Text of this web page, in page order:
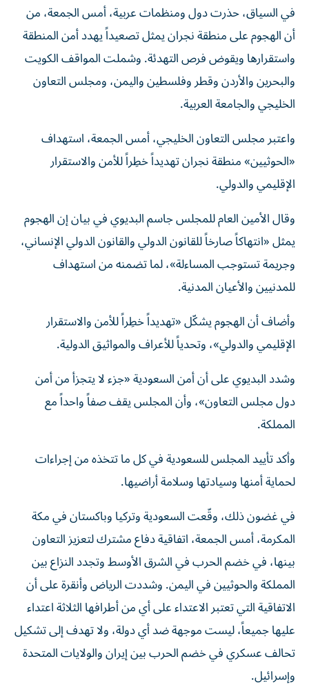
في السياق، حذرت دول ومنظمات عربية، أمس الجمعة، من
أن الهجوم على منطقة نجران يمثل تصعيداً يهدد أمن المنطقة
واستقرارها ويقوض فرص التهدئة. وشملت المواقف الكويت
والبحرين والأردن وقطر وفلسطين واليمن، ومجلس التعاون
الخليجي والجامعة العربية.
واعتبر مجلس التعاون الخليجي، أمس الجمعة، استهداف
«الحوثيين» منطقة نجران تهديداً خطِراً للأمن والاستقرار
الإقليمي والدولي.
وقال الأمين العام للمجلس جاسم البديوي في بيان إن الهجوم
يمثل «انتهاكاً صارخاً للقانون الدولي والقانون الدولي الإنساني،
وجريمة تستوجب المساءلة»، لما تضمنه من استهداف
للمدنيين والأعيان المدنية.
وأضاف أن الهجوم يشكّل «تهديداً خطِراً للأمن والاستقرار
الإقليمي والدولي»، وتحدياً للأعراف والمواثيق الدولية.
وشدد البديوي على أن أمن السعودية «جزء لا يتجزأ من أمن
دول مجلس التعاون»، وأن المجلس يقف صفاً واحداً مع
المملكة.
وأكد تأييد المجلس للسعودية في كل ما تتخذه من إجراءات
لحماية أمنها وسيادتها وسلامة أراضيها.
في غضون ذلك، وقّعت السعودية وتركيا وباكستان في مكة
المكرمة، أمس الجمعة، اتفاقية دفاع مشترك لتعزيز التعاون
بينها، في خضم الحرب في الشرق الأوسط وتجدد النزاع بين
المملكة والحوثيين في اليمن. وشددت الرياض وأنقرة على أن
الاتفاقية التي تعتبر الاعتداء على أي من أطرافها الثلاثة اعتداء
عليها جميعاً، ليست موجهة ضد أي دولة، ولا تهدف إلى تشكيل
تحالف عسكري في خضم الحرب بين إيران والولايات المتحدة
وإسرائيل.